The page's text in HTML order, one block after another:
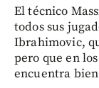
El técnico
todos sus
Ibrahimovic,
pero que en
encuentra